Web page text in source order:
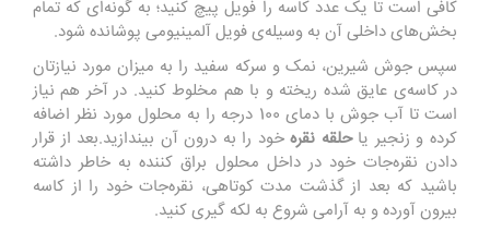
کافی است تا یک عدد کاسه را فویل پیچ کنید؛ به گونه‌ای که تمام
بخش‌های داخلی آن به وسیله‌ی فویل آلمینیومی پوشانده شود.
سپس جوش شیرین، نمک و سرکه سفید را به میزان مورد نیازتان
در کاسه‌ی عایق شده ریخته و با هم مخلوط کنید. در آخر هم نیاز
است تا آب جوش با دمای 100 درجه را به محلول مورد نظر اضافه
کرده و زنجیر یاحلقه‌ نقرهخود را به درون آن بیندازید.بعد از قرار
دادن نقره‌جات خود در داخل محلول براق کننده به خاطر داشته
باشید که بعد از گذشت مدت کوتاهی، نقره‌جات خود را از کاسه
بیرون آورده و به آرامی شروع به لکه گیری کنید.